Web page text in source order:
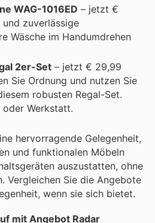
WAG-1016ED – jetzt €
zuverlässige
Wäsche im Handumdrehen
2er-Set – jetzt € 29,99
Sie Ordnung und nutzen Sie
robusten Regal-Set.
oder Werkstatt.
hervorragende Gelegenheit,
und funktionalen Möbeln
auszustatten, ohne
Vergleichen Sie die Angebote
wenn sie sich bietet.
mit Angebot Radar